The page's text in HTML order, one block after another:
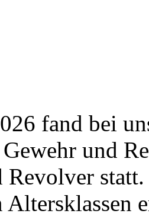
fand bei
und
Revolver